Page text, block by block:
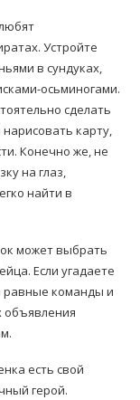
Устройте
в сундуках,
осьминогами.
сделать
карту,
Конечно же, не
на глаз,
найти в
может выбрать
Если угадаете
равные команды и
объявления
есть свой
герой.